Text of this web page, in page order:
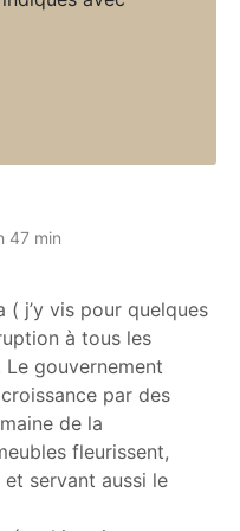
47 min
( j’y vis pour quelques
à tous les
gouvernement
par des
de la
fleurissent,
servant aussi le